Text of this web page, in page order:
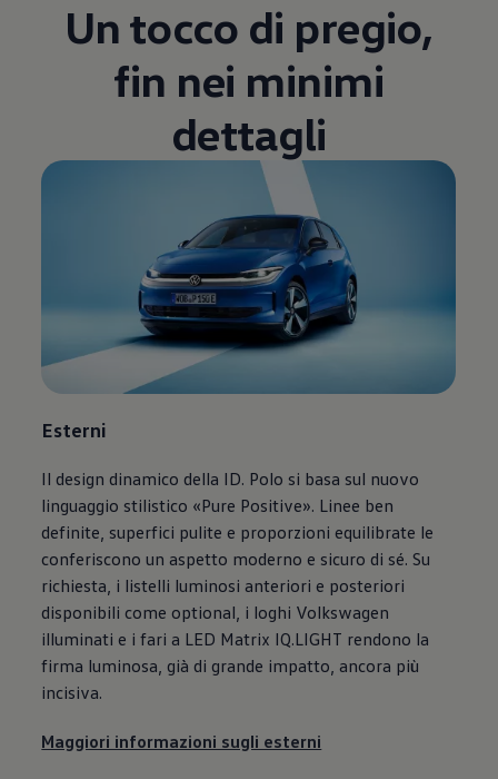
Blog Volkswagen
Un tocco di pregio,
fin nei minimi
dettagli
Esterni
Il design dinamico della ID. Polo si basa sul nuovo
linguaggio stilistico «Pure Positive». Linee ben
definite, superfici pulite e proporzioni equilibrate le
conferiscono un aspetto moderno e sicuro di sé. Su
richiesta, i listelli luminosi anteriori e posteriori
disponibili come optional, i loghi Volkswagen
illuminati e i fari a LED Matrix IQ.LIGHT rendono la
firma luminosa, già di grande impatto, ancora più
incisiva.
Maggiori informazioni sugli esterni